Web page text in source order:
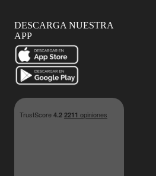
DESCARGA NUESTRA
APP